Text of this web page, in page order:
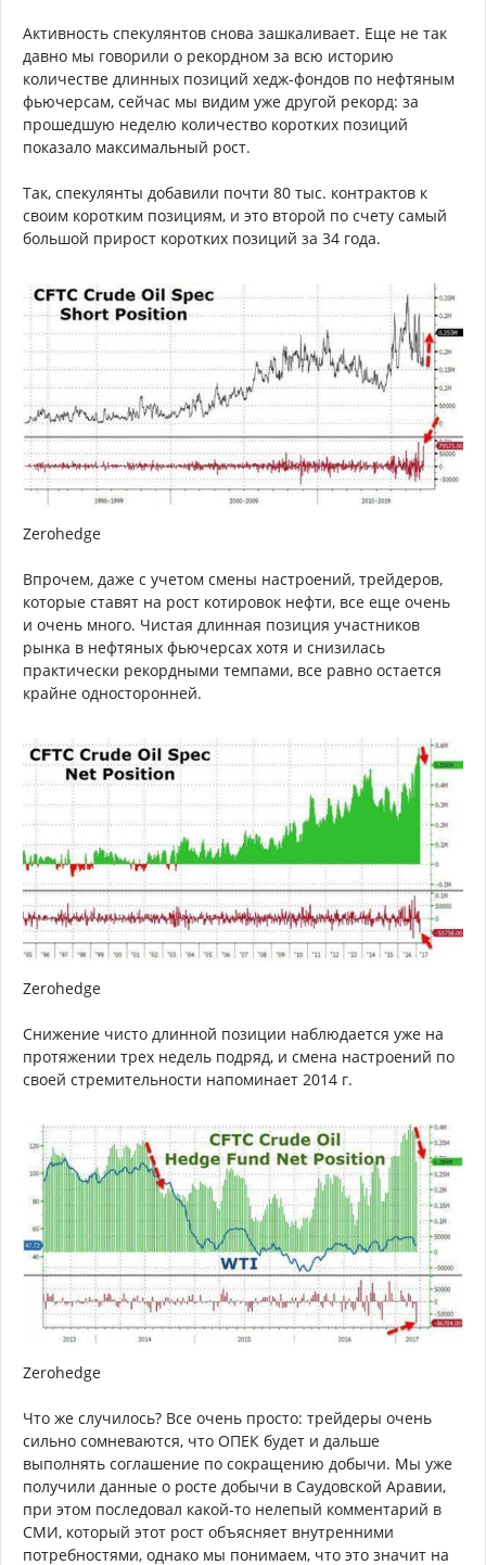
Активность спекулянтов снова зашкаливает. Еще не так
давно мы говорили о рекордном за всю историю
количестве длинных позиций хедж-фондов по нефтяным
фьючерсам, сейчас мы видим уже другой рекорд: за
прошедшую неделю количество коротких позиций
показало максимальный рост.
Так, спекулянты добавили почти 80 тыс. контрактов к
своим коротким позициям, и это второй по счету самый
большой прирост коротких позиций за 34 года.
Zerohedge
Впрочем, даже с учетом смены настроений, трейдеров,
которые ставят на рост котировок нефти, все еще очень
и очень много. Чистая длинная позиция участников
рынка в нефтяных фьючерсах хотя и снизилась
практически рекордными темпами, все равно остается
крайне односторонней.
Zerohedge
Снижение чисто длинной позиции наблюдается уже на
протяжении трех недель подряд, и смена настроений по
своей стремительности напоминает 2014 г.
Zerohedge
Что же случилось? Все очень просто: трейдеры очень
сильно сомневаются, что ОПЕК будет и дальше
выполнять соглашение по сокращению добычи. Мы уже
получили данные о росте добычи в Саудовской Аравии,
при этом последовал какой-то нелепый комментарий в
СМИ, который этот рост объясняет внутренними
потребностями, однако мы понимаем, что это значит на